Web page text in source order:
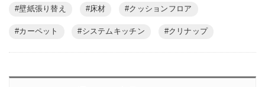
壁紙張り替え 床材 クッションフロア
カーペット システムキッチン クリナップ